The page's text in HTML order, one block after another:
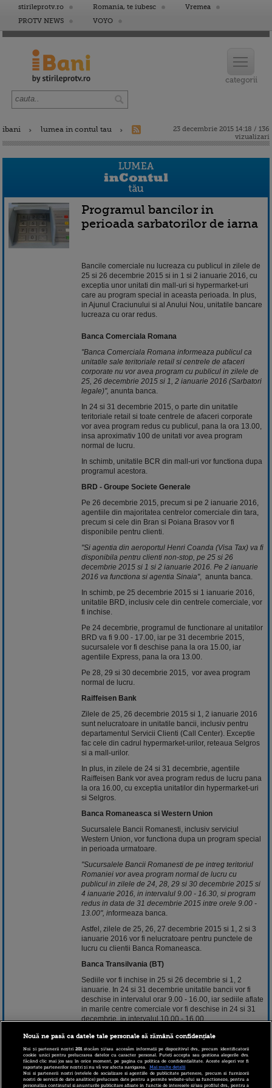
stirileprotv.ro Romania, te iubesc
Vremea
PROTV NEWS
VOYO
ibani lumea in contul tau
23 decembrie 2015 14:18 / 136
vizualizari
Programul bancilor in
perioada sarbatorilor de iarna
Bancile comerciale nu lucreaza cu publicul in zilele de
25 si 26 decembrie 2015 si in 1 si 2 ianuarie 2016, cu
exceptia unor unitati din mall-uri si hypermarket-uri
care au program special in aceasta perioada. In plus,
in Ajunul Craciunului si al Anului Nou, unitatile bancare
lucreaza cu orar redus.
Banca Comerciala Romana
"Banca Comerciala Romana informeaza publicul ca
unitatile sale teritoriale retail si centrele de afaceri
corporate nu vor avea program cu publicul in zilele de
25, 26 decembrie 2015 si 1, 2 ianuarie 2016 (Sarbatori
legale)", anunta banca.
In 24 si 31 decembrie 2015, o parte din unitatile
teritoriale retail si toate centrele de afaceri corporate
vor avea program redus cu publicul, pana la ora 13.00,
insa aproximativ 100 de unitati vor avea program
normal de lucru.
In schimb, unitatile BCR din mall-uri vor functiona dupa
programul acestora.
BRD - Groupe Societe Generale
Pe 26 decembrie 2015, precum si pe 2 ianuarie 2016,
agentiile din majoritatea centrelor comerciale din tara,
precum si cele din Bran si Poiana Brasov vor fi
disponibile pentru clienti.
"Si agentia din aeroportul Henri Coanda (Visa Tax) va fi
disponibila pentru clienti non-stop, pe 25 si 26
decembrie 2015 si 1 si 2 ianuarie 2016. Pe 2 ianuarie
2016 va functiona si agentia Sinaia", anunta banca.
In schimb, pe 25 decembrie 2015 si 1 ianuarie 2016,
unitatile BRD, inclusiv cele din centrele comerciale, vor
fi inchise.
Pe 24 decembrie, programul de functionare al unitatilor
BRD va fi 9.00 - 17.00, iar pe 31 decembrie 2015,
sucursalele vor fi deschise pana la ora 15.00, iar
agentiile Express, pana la ora 13.00.
Pe 28, 29 si 30 decembrie 2015, vor avea program
normal de lucru.
Raiffeisen Bank
Zilele de 25, 26 decembrie 2015 si 1, 2 ianuarie 2016
sunt nelucratoare in unitatile bancii, inclusiv pentru
departamentul Servicii Clienti (Call Center). Exceptie
fac cele din cadrul hypermarket-urilor, reteaua Selgros
si a mall-urilor.
In plus, in zilele de 24 si 31 decembrie, agentiile
Raiffeisen Bank vor avea program redus de lucru pana
la ora 16.00, cu exceptia unitatilor din hypermarket-uri
si Selgros.
Banca Romaneasca si Western Union
Sucursalele Bancii Romanesti, inclusiv serviciul
Western Union, vor functiona dupa un program special
in perioada urmatoare.
"Sucursalele Bancii Romanesti de pe intreg teritoriul
Romaniei vor avea program normal de lucru cu
publicul in zilele de 24, 28, 29 si 30 decembrie 2015 si
4 ianuarie 2016, in intervalul 9.00 - 16.30, si program
redus in data de 31 decembrie 2015 intre orele 9.00 -
13.00", informeaza banca.
Astfel, zilele de 25, 26, 27 decembrie 2015 si 1, 2 si 3
ianuarie 2016 vor fi nelucratoare pentru punctele de
lucru cu clientii Banca Romaneasca.
Banca Transilvania (BT)
Sediile vor fi inchise in 25 si 26 decembrie si 1, 2
ianuarie. In 24 si 31 decembrie unitatile bancii vor fi
deschise in intervalul orar 9.00 - 16.00, iar sediile aflate
in marile centre comerciale vor fi deschise in 24 si 31
decembrie, in intervalul 10.00 - 16.00.
"Sucursala BT Italia va avea acelasi program cu sediile
decembrie, cand va fi deschisa in intervalul 9,00 -
13,00",potrivit bancii.
Agentiile Bancii Transilvania aflate in marile centre
Nouă ne pasă ca datele tale personale să rămână confidențiale
Noi și partenerii noștri201stocăm și/sau accesăm informații pe dispozitivul dvs., precum identificatorii
cookie unici pentru prelucrarea datelor cu caracter personal. Puteți accepta sau gestiona alegerile dvs.
făcând clic mai jos sau în orice moment, pe pagina cu politica de confidențialitate. Aceste alegeri vor fi
raportate partenerilor noștri și nu vă vor afecta navigarea.
Mai multe detalii
Noi si partenerii nostri (retelele de socializare si agentiile de publicitate partenere, precum si furnizorii
nostri de servicii de date analitice) prelucram date pentru a permite website-ului sa functioneze, pentru a
personaliza continutul si anunturile publicitare afisate in functie de interesele si/sau profilul dvs., pentru a